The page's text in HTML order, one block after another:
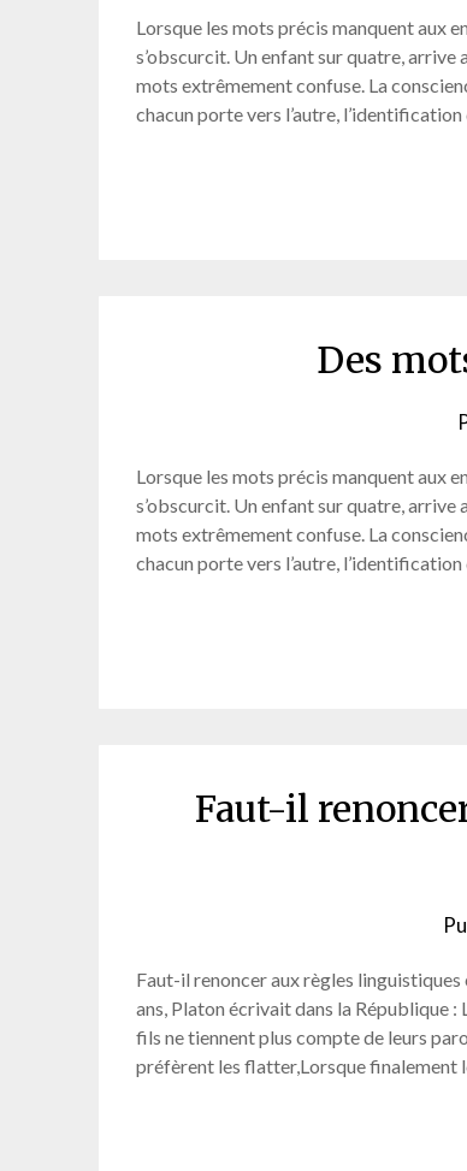
Lorsque les mots précis manquent aux
s’obscurcit. Un enfant sur quatre, arrive
mots extrêmement confuse. La
chacun porte vers l’autre,
Des
Lorsque les mots précis manquent aux
s’obscurcit. Un enfant sur quatre, arrive
mots extrêmement confuse. La
chacun porte vers l’autre,
Faut-il
Faut-il renoncer aux règles
ans, Platon écrivait dans la République :
fils ne tiennent plus compte de leurs
préfèrent les flatter,Lorsque finalement